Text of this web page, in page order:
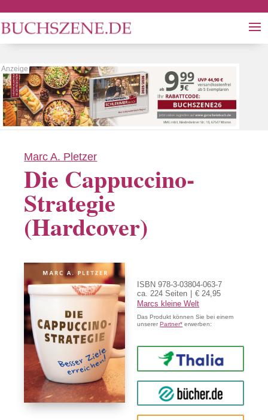
Marc A. Pletzer
Die Cappuccino-
Strategie
(Hardcover)
ISBN 978-3-03804-063-7
ca. 224 Seiten
€ 24,95
Marcs kleine Welt
Das Produkt können Sie bei einem
unsererPartner* erwerben:
Thalia
buecher.de